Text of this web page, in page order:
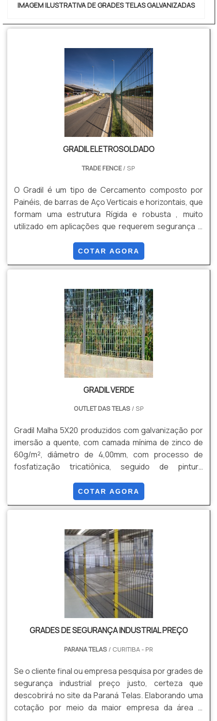
IMAGEM ILUSTRATIVA DE GRADES TELAS GALVANIZADAS
GRADIL ELETROSOLDADO
TRADE FENCE/ SP
O Gradil é um tipo de Cercamento composto por
Painéis, de barras de Aço Verticais e horizontais, que
formam uma estrutura Rígida e robusta , muito
utilizado em aplicações que requerem segurança e
Aço Galvanizado com Pintura Eletrostática Epóxi , ou
com Revestimentos em PVC. Dentre suas Vantagens
Versatilidade, Facilidade e Rapidez de instalação
COTAR AGORA
GRADIL VERDE
OUTLET DAS TELAS/ SP
Gradil Malha 5X20 produzidos com galvanização por
imersão a quente, com camada mínima de zinco de
60g/m², diâmetro de 4,00mm, com processo de
fosfatização tricatiônica, seguido de pintura
mínima de 120µm(micras), podendo ser as alturas de
1,03, 1,53, 2,03 e 2,43.
COTAR AGORA
GRADES DE SEGURANÇA INDUSTRIAL PREÇO
PARANA TELAS / CURITIBA - PR
Se o cliente final ou empresa pesquisa por grades de
segurança industrial preço justo, certeza que
descobrirá no site da Paraná Telas. Elaborando uma
cotação por meio da maior empresa da área e